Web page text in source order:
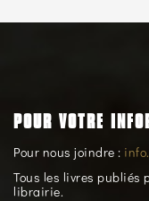
POUR VOTRE
Pour nous joindre :
Tous les livres publiés
librairie.